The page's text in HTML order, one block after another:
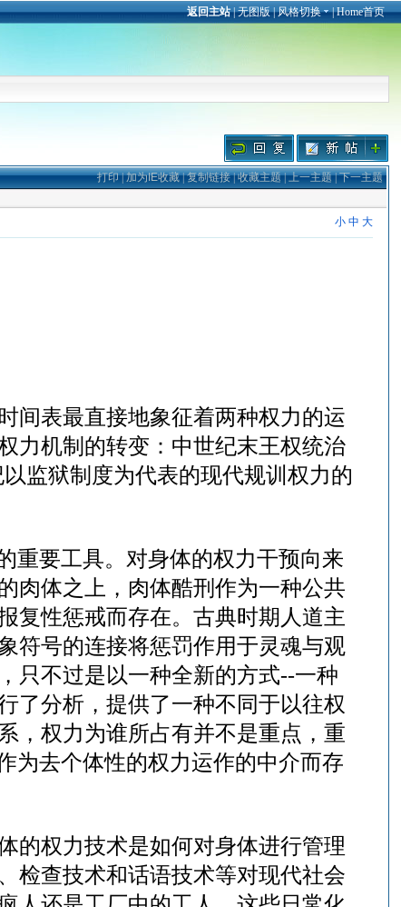
返回主站|无图版|风格切换 |Home首页
打印|加为IE收藏|复制链接|收藏主题|上一主题|下一主题
小 中 大
间表最直接地象征着两种权力的运
力机制的转变：中世纪末王权统治
监狱制度为代表的现代规训权力的
重要工具。对身体的权力干预向来
肉体之上，肉体酷刑作为一种公共
复性惩戒而存在。古典时期人道主
符号的连接将惩罚作用于灵魂与观
只不过是以一种全新的方式--一种
了分析，提供了一种不同于以往权
，权力为谁所占有并不是重点，重
为去个体性的权力运作的中介而存
的权力技术是如何对身体进行管理
检查技术和话语技术等对现代社会